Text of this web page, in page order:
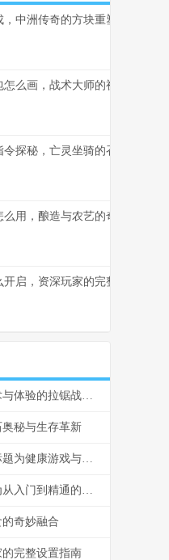
中洲传奇的方块重塑
怎么画，战术大师的视觉作战指
探秘，亡灵坐骑的召唤艺术
么用，酿造与农艺的奇妙结合副
启，资深玩家的完整设置指南
王者荣耀三星手机闪退，一场技术与体验的拉锯战副标题
秘与生存革新
和平精英如何设置上网时间，副标题为健康游戏与自律指南
五指平板和平精英教学，副标题为从入门到精通的实战指南
奇妙融合
完整设置指南